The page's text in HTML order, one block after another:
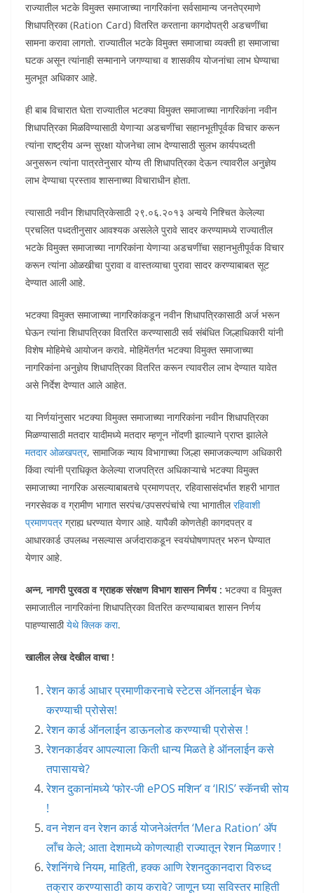
राज्यातील भटके विमुक्त समाजाच्या नागरिकांना सर्वसामान्य जनतेप्रमाणे
शिधापत्रिका (Ration Card) वितरित करताना कागदोपत्री अडचणींचा
सामना करावा लागतो. राज्यातील भटके विमुक्त समाजाचा व्यक्ती हा समाजाचा
घटक असून त्यांनाही सन्मानाने जगण्याचा व शासकीय योजनांचा लाभ घेण्याचा
मुलभूत अधिकार आहे.
ही बाब विचारात घेता राज्यातील भटक्या विमुक्त समाजाच्या नागरिकांना नवीन
शिधापत्रिका मिळविण्यासाठी येणाऱ्या अडचणींचा सहानभूतीपूर्वक विचार करून
त्यांना राष्ट्रीय अन्न सुरक्षा योजनेचा लाभ देण्यासाठी सुलभ कार्यपध्दती
अनुसरून त्यांना पात्रतेनुसार योग्य ती शिधापत्रिका देऊन त्यावरील अनुज्ञेय
लाभ देण्याचा प्रस्ताव शासनाच्या विचाराधीन होता.
त्यासाठी नवीन शिधापत्रिकेसाठी २९.०६.२०१३ अन्वये निश्चित केलेल्या
प्रचलित पध्दतीनुसार आवश्यक असलेले पुरावे सादर करण्यामध्ये राज्यातील
भटके विमुक्त समाजाच्या नागरिकांना येणाऱ्या अडचणींचा सहानभुतीपूर्वक विचार
करून त्यांना ओळखीचा पुरावा व वास्तव्याचा पुरावा सादर करण्याबाबत सूट
देण्यात आली आहे.
भटक्या विमुक्त समाजाच्या नागरिकांकडून नवीन शिधापत्रिकासाठी अर्ज भरून
घेऊन त्यांना शिधापत्रिका वितरित करण्यासाठी सर्व संबंधित जिल्हाधिकारी यांनी
विशेष मोहिमेचे आयोजन करावे. मोहिमेंतर्गत भटक्या विमुक्त समाजाच्या
नागरिकांना अनुज्ञेय शिधापत्रिका वितरित करून त्यावरील लाभ देण्यात यावेत
असे निर्देश देण्यात आले आहेत.
या निर्णयांनुसार भटक्या विमुक्त समाजाच्या नागरिकांना नवीन शिधापत्रिका
मिळण्यासाठी मतदार यादीमध्ये मतदार म्हणून नोंदणी झाल्याने प्राप्त झालेले
मतदार ओळखपत्र, सामाजिक न्याय विभागाच्या जिल्हा समाजकल्याण अधिकारी
किंवा त्यांनी प्राधिकृत केलेल्या राजपत्रित अधिकाऱ्याचे भटक्या विमुक्त
समाजाच्या नागरिक असल्याबाबतचे प्रमाणपत्र, रहिवासासंदर्भात शहरी भागात
नगरसेवक व ग्रामीण भागात सरपंच/उपसरपंचांचे त्या भागातीलरहिवाशी
प्रमाणपत्रग्राह्य धरण्यात येणार आहे. यापैकी कोणतेही कागदपत्र व
आधारकार्ड उपलब्ध नसल्यास अर्जदाराकडून स्वयंघोषणापत्र भरुन घेण्यात
येणार आहे.
अन्‍न, नागरी पुरवठा व ग्राहक संरक्षण विभाग शासन निर्णय : भटक्या व विमुक्त
समाजातील नागरिकांना शिधापत्रिका वितरित करण्याबाबत शासन निर्णय
पाहण्यासाठीयेथे क्लिक करा.
खालील लेख देखील वाचा !
रेशन कार्ड आधार प्रमाणीकरनाचे स्टेटस ऑनलाईन चेक
करण्याची प्रोसेस!
रेशन कार्ड ऑनलाईन डाऊनलोड करण्याची प्रोसेस !
रेशनकार्डवर आपल्याला किती धान्य मिळते हे ऑनलाईन कसे
तपासायचे?
रेशन दुकानांमध्ये ‘फोर-जी ePOS मशिन’ व ‘IRIS’ स्कॅनची सोय
!
वन नेशन वन रेशन कार्ड योजनेअंतर्गत ‘Mera Ration’ अ‍ॅप
लाँच केले; आता देशामध्ये कोणत्याही राज्यातून रेशन मिळणार !
रेशनिंगचे नियम, माहिती, हक्क आणि रेशनदुकानदारा विरुध्द
तक्रार करण्यासाठी काय करावे? जाणून घ्या सविस्तर माहिती